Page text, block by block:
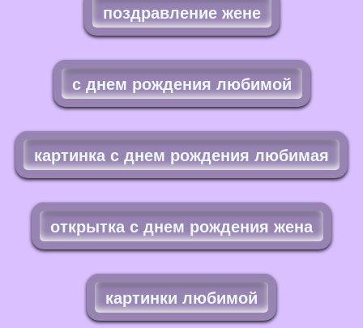
поздравление жене
с днем рождения любимой
картинка с днем рождения любимая
открытка с днем рождения жена
картинки любимой